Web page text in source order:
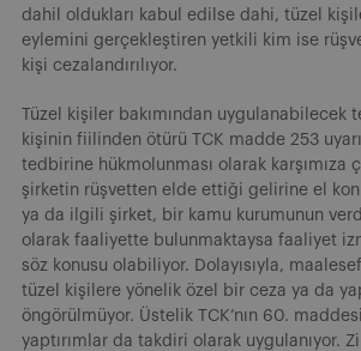
dahil oldukları kabul edilse dahi, tüzel
eylemini gerçekleştiren yetkili kim ise
kişi cezalandırılıyor.
Tüzel kişiler bakımından uygulanabilecek
kişinin fiilinden ötürü TCK madde 253
tedbirine hükmolunması olarak karşımıza
şirketin rüşvetten elde ettiği gelirine el
ya da ilgili şirket, bir kamu kurumunun
olarak faaliyette bulunmaktaysa faaliyet
söz konusu olabiliyor. Dolayısıyla,
tüzel kişilere yönelik özel bir ceza ya da
öngörülmüyor. Üstelik TCK’nın 60.
yaptırımlar da takdiri olarak uygulanıyor.